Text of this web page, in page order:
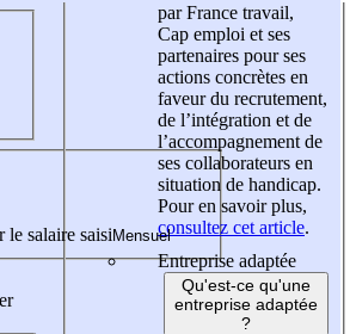
le salaire saisi
par France travail,
Cap emploi et ses
partenaires pour ses
actions concrètes en
faveur du recrutement,
de l’intégration et de
l’accompagnement de
ses collaborateurs en
situation de handicap.
Pour en savoir plus,
consultez cet article.
Entreprise adaptée
Qu'est-ce qu'une
entreprise adaptée
?